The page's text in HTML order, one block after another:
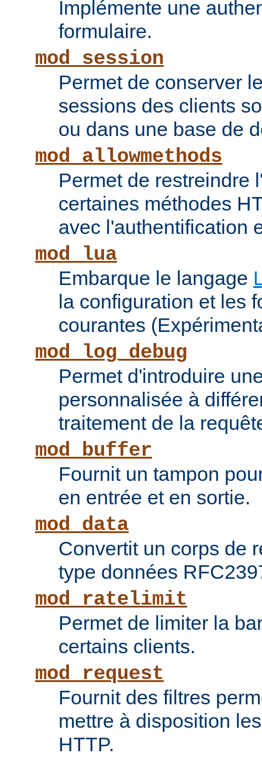
Implémente une
formulaire.
mod_session
Permet de conserver
sessions des clients
ou dans une base de
mod_allowmethods
Permet de restreindre
certaines méthodes
avec l'authentification
mod_lua
Embarque le langage
la configuration et les
courantes
mod_log_debug
Permet d'introduire
personnalisée à
traitement de la
mod_buffer
Fournit un tampon
en entrée et en sortie.
mod_data
Convertit un corps de
type données
mod_ratelimit
Permet de limiter la
certains clients.
mod_request
Fournit des filtres
mettre à disposition
HTTP.